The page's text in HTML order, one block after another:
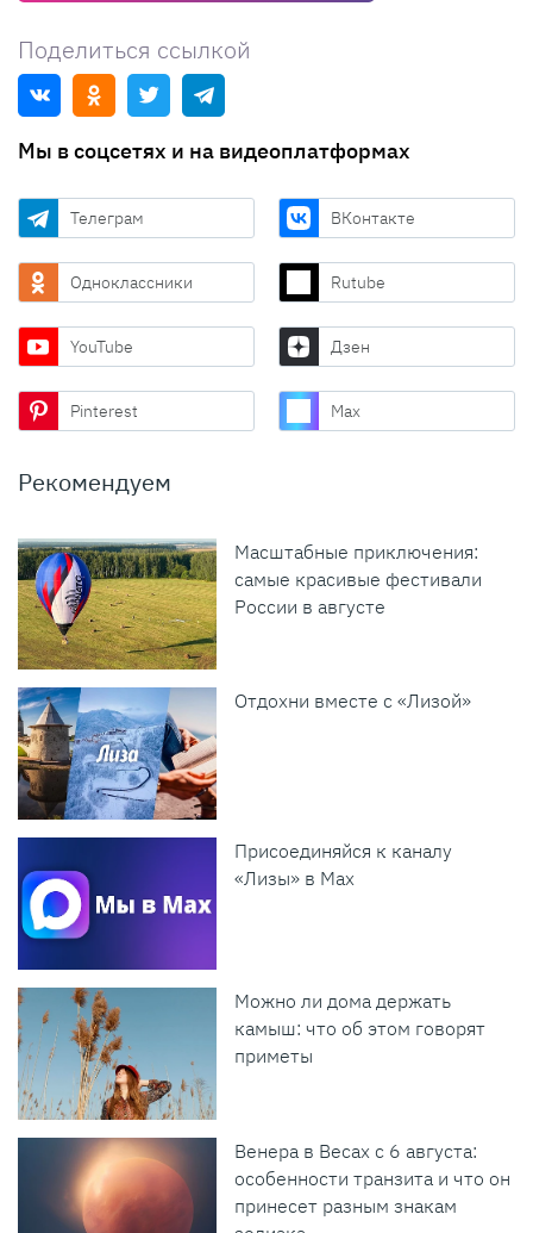
Поделиться ссылкой
Мы в соцсетях и на видеоплатформах
Телеграм ВКонтакте
Одноклассники Rutube
YouTube Дзен
Pinterest Max
Рекомендуем
Масштабные приключения:
самые красивые фестивали
России в августе
Отдохни вместе с «Лизой»
Присоединяйся к каналу
«Лизы» в Max
Можно ли дома держать
камыш: что об этом говорят
приметы
Венера в Весах с 6 августа:
особенности транзита и что он
принесет разным знакам